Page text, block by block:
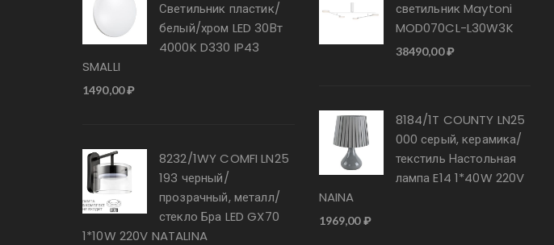
Светильник пластик/
белый/хром LED 30Вт
4000K D330 IP43
SMALLI
1490,00₽
8232/1WY COMFI LN25
193 черный/
прозрачный, металл/
стекло Бра LED GX70
1*10W 220V NATALINA
светильник Maytoni
MOD070CL-L30W3K
38490,00₽
8184/1T COUNTY LN25
000 серый, керамика/
текстиль Настольная
лампа E14 1*40W 220V
NAINA
1969,00₽